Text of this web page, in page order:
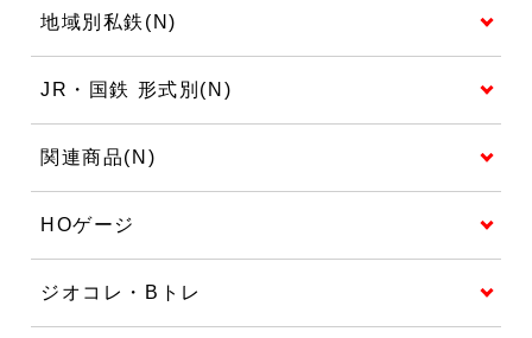
地域別私鉄(N)
JR・国鉄 形式別(N)
関連商品(N)
HOゲージ
ジオコレ・Bトレ